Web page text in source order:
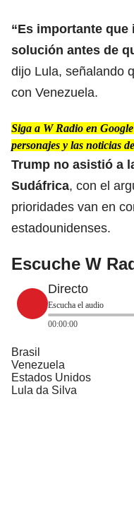
“Es importante
solución antes de
dijo Lula, señalando
con Venezuela.
Siga a W Radio en
personajes y las noticias
Trump no asistió a
Sudáfrica, con el
prioridades van en
estadounidenses.
Escuche W
Directo
Escucha el audio
00:00:00
Brasil
Venezuela
Estados Unidos
Lula da Silva